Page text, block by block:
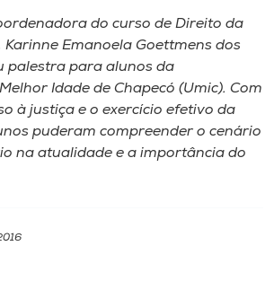
do curso de Direito da
Karinne Emanoela Goettmens dos
palestra para alunos da
Idade de Chapecó (Umic). Com
à justiça e o exercício efetivo da
puderam compreender o cenário
na atualidade e a importância do